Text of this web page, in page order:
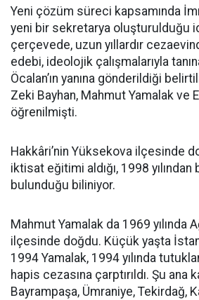
Yeni çözüm süreci kapsamında
yeni bir sekretarya oluşturulduğu
çerçevede, uzun yıllardır
edebi, ideolojik çalışmalarıyla
Öcalan’ın yanına gönderildiği
Zeki Bayhan, Mahmut Yamalak ve
öğrenilmişti.
Hakkâri’nin Yüksekova ilçesinde
iktisat eğitimi aldığı, 1998
bulunduğu biliniyor.
Mahmut Yamalak da 1969 yılında
ilçesinde doğdu. Küçük yaşta
1994 Yamalak, 1994 yılında
hapis cezasına çarptırıldı. Şu ana
Bayrampaşa, Ümraniye, Tekirdağ,